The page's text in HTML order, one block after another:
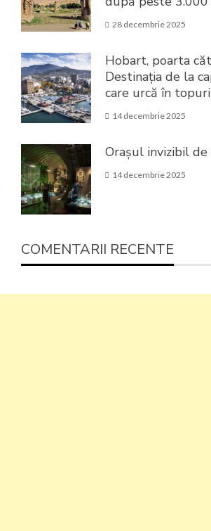
28 decembrie 2025
Hobart, poarta
Destinația de la
care urcă în
14 decembrie 2025
Orașul invizibil
14 decembrie 2025
COMENTARII RECENTE